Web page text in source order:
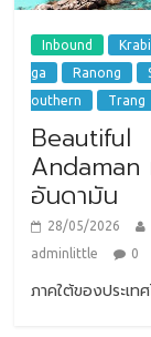
Inbound Krabi
ga
Ranong
outhern
Trang
Beautiful
Andaman
อันดามัน
28/05/2026
adminlittle
0
ภาคใต้ของประเท